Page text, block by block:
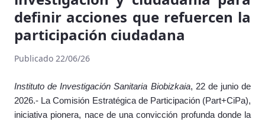
definir acciones que refuercen la
participación ciudadana
Publicado 22/06/26
Instituto de Investigación Sanitaria Biobizkaia, 22 de junio de
2026.- La Comisión Estratégica de Participación (Part+CiPa),
iniciativa pionera, nace de una convicción profunda donde la